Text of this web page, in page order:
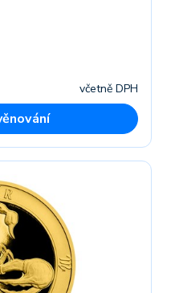
včetně DPH